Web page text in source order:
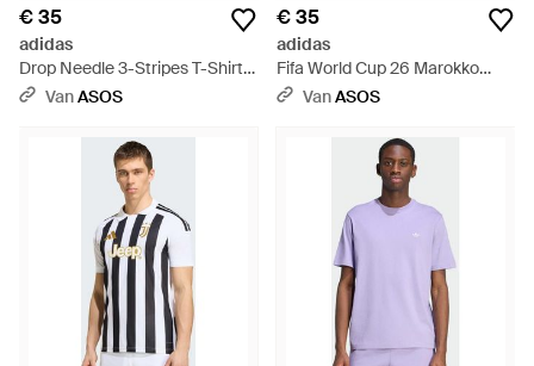
€ 35
adidas
Drop Needle 3-Stripes T-Shirt -
Wit VanASOS
€ 35
adidas
Fifa World Cup 26 Marokko
Shirt - Rood
VanASOS